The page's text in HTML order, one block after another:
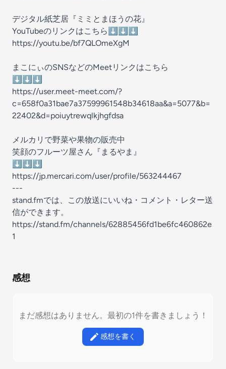
デジタル紙芝居『ミミとまほうの花』
YouTubeのリンクはこちら⬇️⬇️⬇️
https://youtu.be/bf7QLOmeXgM
まこにぃのSNSなどのMeetリンクはこちら
⬇️⬇️⬇️
https://user.meet-meet.com/?
c=658f0a31bae7a37599961548b34618aa&a=5077&b=
22402&d=poiuytrewqlkjhgfdsa
メルカリで野菜や果物の販売中
笑顔のフルーツ屋さん『まるやま』
⬇️⬇️⬇️
https://jp.mercari.com/user/profile/563244467
---
stand.fmでは、この放送にいいね・コメント・レター送
信ができます。
https://stand.fm/channels/62885456fd1be6fc460862e
1
感想
まだ感想はありません。最初の1件を書きましょう！
感想を書く